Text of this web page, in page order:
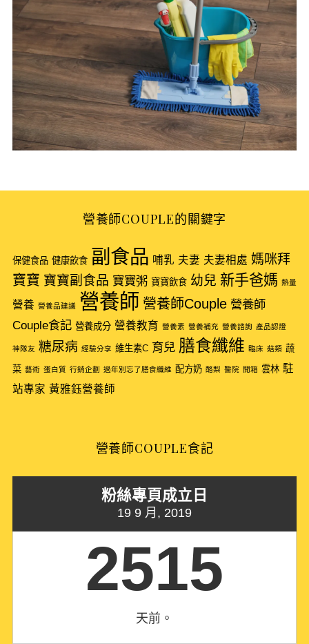
營養師COUPLE的關鍵字
保健食品 健康飲食 副食品 哺乳 夫妻 夫妻相處 媽咪拜
寶寶 寶寶副食品 寶寶粥 寶寶飲食 幼兒 新手爸媽 熱量
營養 營養品建議 營養師 營養師Couple 營養師
Couple食記 營養成分 營養教育 營養素 營養補充 營養諮詢 產品認證
神隊友 糖尿病 經驗分享 維生素C 育兒 膳食纖維 臨床 菇類 蔬
菜 藝術 蛋白質 行銷企劃 過年別忘了膳食纖維 配方奶 酪梨 醫院 開箱 雲林 駐
站專家 黃雅鈺營養師
營養師COUPLE食記
粉絲專頁成立日
19 9 月, 2019
2515
天前。
a
h
f
o
r